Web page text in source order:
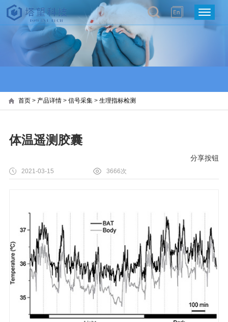
首页 > 产品详情 >信号采集 >生理指标检测
体温遥测胶囊
分享按钮
2021-03-15 3666次